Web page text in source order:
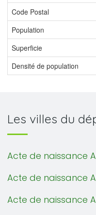
Code Postal
Population
Superficie
Densité de population
Les villes du
Acte de naissance
Acte de naissance
Acte de naissance